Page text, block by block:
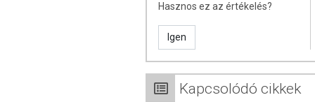
eltérő lehet, jelölésük, megjelenítésük,
betegséget megelőző vagy gyógyító
A termék nem helyettesíti a
használatát beszélje meg
szedje a készítményt, ha az
Hasznos ez az értékelés?
Igen
Kapcsolódó cikkek